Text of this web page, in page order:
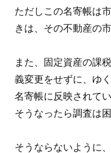
ただしこの名寄帳は
きは、その不動産の
また、固定資産の課
義変更をせずに、ゆ
名寄帳に反映されて
そうなったら調査は
そうならないように